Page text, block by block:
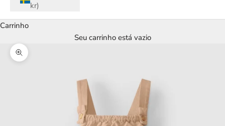
kr)
Carrinho
Seu carrinho está vazio
Zoom na imagem